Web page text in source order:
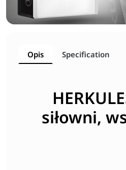
Opis Specification
siłowni,